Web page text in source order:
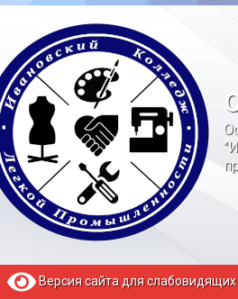
Версия сайта для слабовидящих